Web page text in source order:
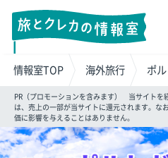
情報室TOP 海外旅行 ポ
PR（プロモーションを含みます） 当サイトを
は、売上の一部が当サイトに還元されます。な
価に影響を与えることはありません。